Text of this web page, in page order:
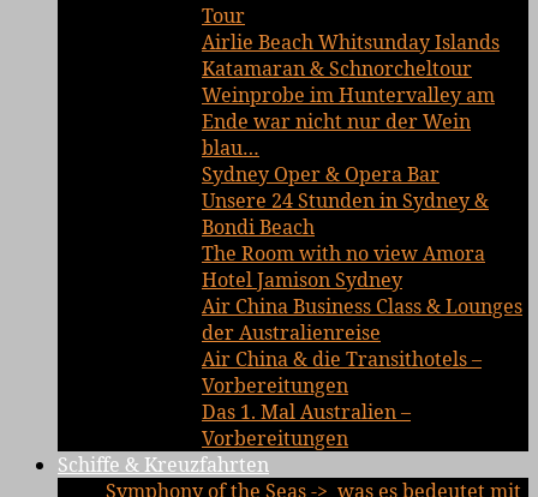
Tour
Airlie Beach Whitsunday Islands
Katamaran & Schnorcheltour
Weinprobe im Huntervalley am
Ende war nicht nur der Wein
blau…
Sydney Oper & Opera Bar
Unsere 24 Stunden in Sydney &
Bondi Beach
The Room with no view Amora
Hotel Jamison Sydney
Air China Business Class & Lounges
der Australienreise
Air China & die Transithotels –
Vorbereitungen
Das 1. Mal Australien –
Vorbereitungen
Schiffe & Kreuzfahrten
Symphony of the Seas -> was es bedeutet mit